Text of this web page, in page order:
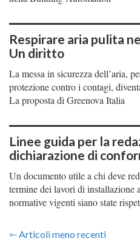
Respirare aria pulita
Un diritto
La messa in sicurezza dell’aria,
protezione contro i contagi,
La proposta di Greenova Italia
Linee guida per la
dichiarazione di
Un documento utile a chi deve
termine dei lavori di installazione
normative vigenti siano state
⇽ Articoli meno recenti